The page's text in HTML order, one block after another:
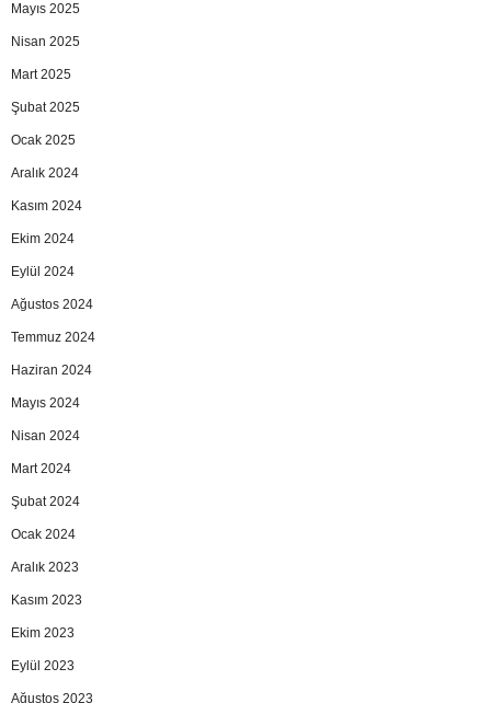
Mayıs 2025
Nisan 2025
Mart 2025
Şubat 2025
Ocak 2025
Aralık 2024
Kasım 2024
Ekim 2024
Eylül 2024
Ağustos 2024
Temmuz 2024
Haziran 2024
Mayıs 2024
Nisan 2024
Mart 2024
Şubat 2024
Ocak 2024
Aralık 2023
Kasım 2023
Ekim 2023
Eylül 2023
Ağustos 2023